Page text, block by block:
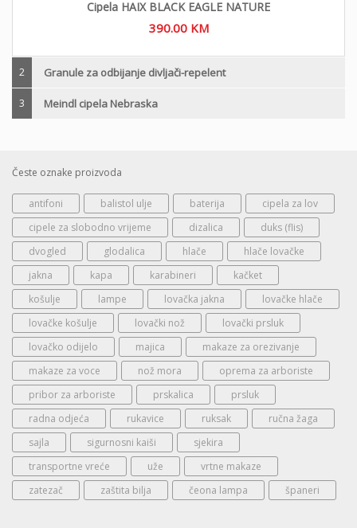
Cipela HAIX BLACK EAGLE NATURE
390.00 KM
2 Granule za odbijanje divljači-repelent
3 Meindl cipela Nebraska
Česte oznake proizvoda
antifoni balistol ulje baterija
cipela za lov
cipele za slobodno vrijeme
dizalica
duks (flis)
dvogled
glodalica hlače
hlače lovačke
jakna
kapa karabineri
kačket
košulje
lampe lovačka jakna
lovačke hlače
lovačke košulje
lovački nož
lovački prsluk
lovačko odijelo
majica
makaze za orezivanje
makaze za voce
nož mora
oprema za arboriste
pribor za arboriste
prskalica
prsluk
radna odjeća
rukavice ruksak
ručna žaga
sajla
sigurnosni kaiši
sjekira
transportne vreće
uže
vrtne makaze
zatezač
zaštita bilja čeona lampa španeri